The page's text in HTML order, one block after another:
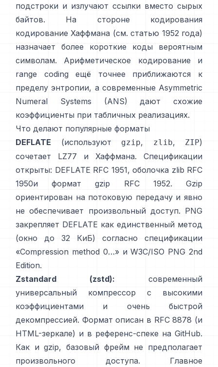
подстроки и излучают ссылки вместо сырых
байтов. На стороне кодирования
кодирование Хаффмана (см. статью 1952 года)
назначает более короткие коды вероятным
символам.
Арифметическое кодирование
и
range coding
ещё точнее приближаются к
пределу энтропии, а современные Asymmetric
Numeral Systems (ANS)
дают схожие
коэффициенты при табличных реализациях.
Что делают популярные форматы
DEFLATE (используют gzip, zlib, ZIP)
сочетает LZ77 и Хаффмана. Спецификации
открыты: DEFLATE RFC 1951, оболочка zlib RFC
1950и формат gzip RFC 1952. Gzip
ориентирован на потоковую передачу и явно
не обеспечивает произвольный доступ. PNG
закрепляет DEFLATE как единственный метод
(окно до 32 КиБ) согласно спецификации
«Compression method 0…» и W3C/ISO PNG 2nd
Edition.
Zstandard (zstd): современный
универсальный компрессор с высокими
коэффициентами и очень быстрой
декомпрессией. Формат описан в RFC 8878 (и
HTML-зеркале) и в референс-спеке на GitHub.
Как и gzip, базовый фрейм не предполагает
произвольного доступа. Главное